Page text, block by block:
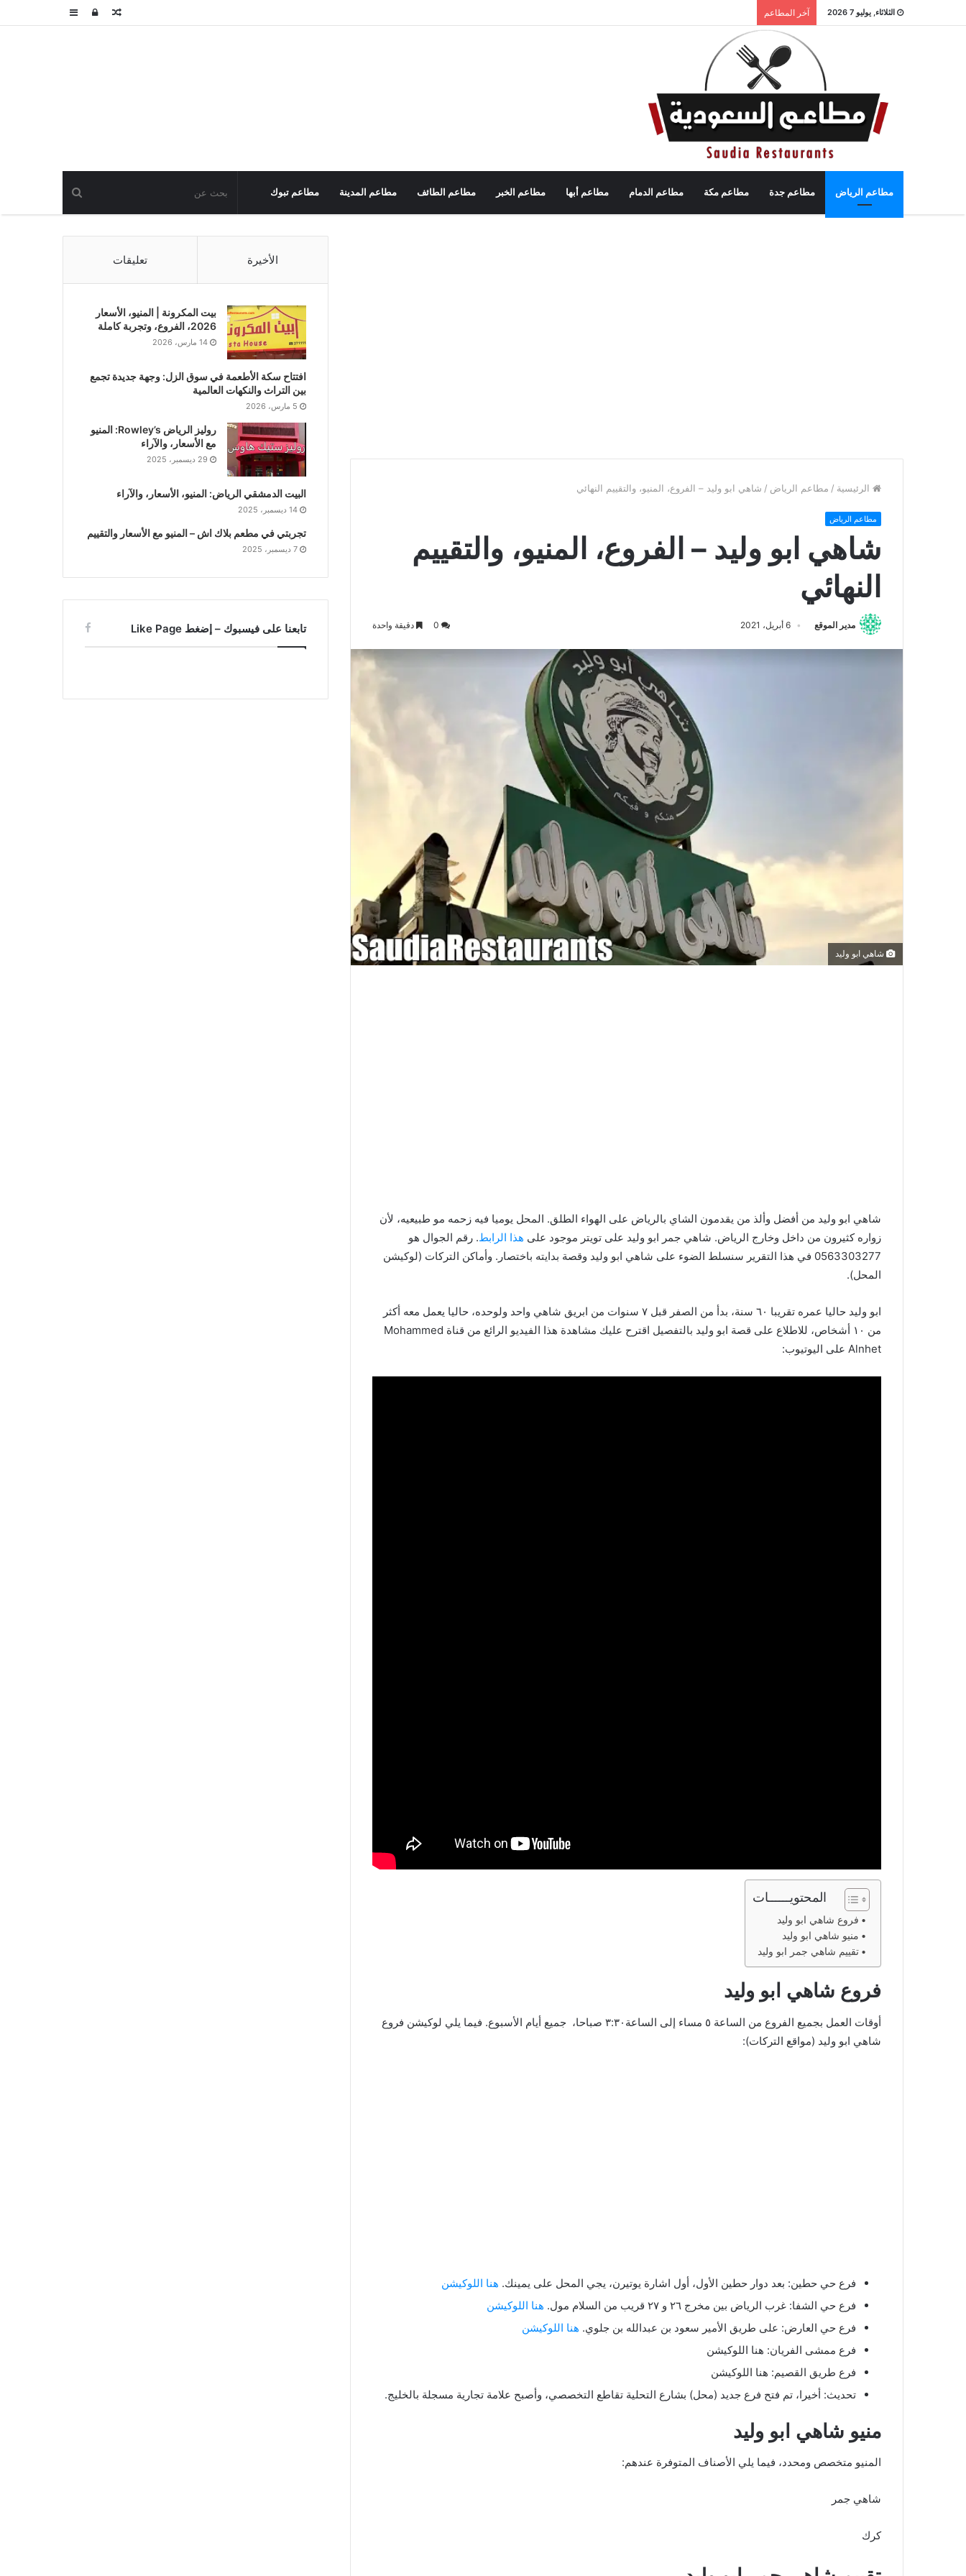
الثلاثاء, يوليو 7 2026 آخر المطاعم عمودتسجيلمقال
مطاعم الرياض مطاعم جدة مطاعم مكة مطاعم الدمام مطاعم أبها مطاعم الخبر مطاعم الطائف مطاعم المدينة مطاعم تبوك
الرئيسية / مطاعم الرياض / شاهي ابو وليد – الفروع، المنيو، والتقييم النهائي
مطاعم الرياض
شاهي ابو وليد – الفروع، المنيو، والتقييم
النهائي
مدير الموقع 6 أبريل، 2021 دقيقة واحدة
شاهي ابو وليد
شاهي ابو وليد من أفضل وألذ من يقدمون الشاي بالرياض على الهواء الطلق. المحل يوميا فيه زحمه مو طبيعيه، لأن
زواره كثيرون من داخل وخارج الرياض. شاهي جمر ابو وليد على تويتر موجود على هذا الرابط. رقم الجوال هو
0563303277 في هذا التقرير سنسلط الضوء على شاهي ابو وليد وقصة بدايته باختصار. وأماكن التركات (لوكيشن
المحل).
ابو وليد حاليا عمره تقريبا ٦٠ سنة، بدأ من الصفر قبل ٧ سنوات من ابريق شاهي واحد ولوحده، حاليا يعمل معه أكثر
من ١٠ أشخاص، للاطلاع على قصة ابو وليد بالتفصيل اقترح عليك مشاهدة هذا الفيديو الرائع من قناة Mohammed
Alnhet على اليوتيوب:
المحتويــــــات
فروع شاهي ابو وليد
منيو شاهي ابو وليد
تقييم شاهي جمر ابو وليد
فروع شاهي ابو وليد
أوقات العمل بجميع الفروع من الساعة ٥ مساء إلى الساعة٣:٣٠ صباحا، جميع أيام الأسبوع. فيما يلي لوكيشن فروع
شاهي ابو وليد (مواقع التركات):
فرع حي حطين: بعد دوار حطين الأول، أول اشارة يوتيرن، يجي المحل على يمينك. هنا اللوكيشن
فرع حي الشفا: غرب الرياض بين مخرج ٢٦ و ٢٧ قريب من السلام مول.
هنا اللوكيشن
فرع حي العارض: على طريق الأمير سعود بن عبدالله بن جلوي. هنا اللوكيشن
فرع ممشى الفريان: هنا اللوكيشن
فرع طريق القصيم: هنا اللوكيشن
تحديث: أخيرا، تم فتح فرع جديد (محل) بشارع التحلية تقاطع التخصصي، وأصبح علامة تجارية مسجلة بالخليج.
منيو شاهي ابو وليد
المنيو متخصص ومحدد، فيما يلي الأصناف المتوفرة عندهم:
شاهي جمر
كرك
الأخيرة تعليقات
بيت المكرونة | المنيو، الأسعار
2026، الفروع، وتجربة كاملة
14 مارس، 2026
افتتاح سكة الأطعمة في سوق الزل: وجهة جديدة تجمع
بين التراث والنكهات العالمية
5 مارس، 2026
روليز الرياض Rowley’s: المنيو
مع الأسعار، والآراء
29 ديسمبر، 2025
البيت الدمشقي الرياض: المنيو، الأسعار، والآراء
14 ديسمبر، 2025
تجربتي في مطعم بلاك اش – المنيو مع الأسعار والتقييم
7 ديسمبر، 2025
تابعنا على فيسبوك – إضغط Like Page